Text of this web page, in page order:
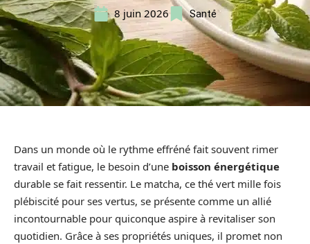
8 juin 2026 Santé
Dans un monde où le rythme effréné fait souvent rimer
travail et fatigue, le besoin d’une boisson énergétique
durable se fait ressentir. Le matcha, ce thé vert mille fois
plébiscité pour ses vertus, se présente comme un allié
incontournable pour quiconque aspire à revitaliser son
quotidien. Grâce à ses propriétés uniques, il promet non